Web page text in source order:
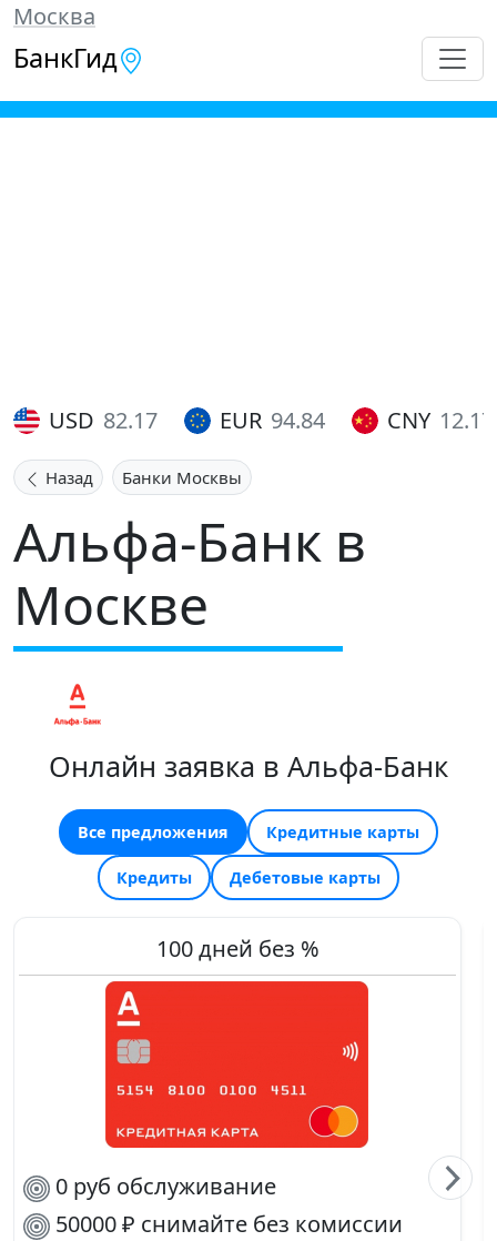
Москва
БанкГид
USD 82.17 EUR 94.84 CNY 12.17
Назад Банки Москвы
Альфа-Банк в
Москве
Онлайн заявка в Альфа-Банк
Все предложения Кредитные карты
Кредиты Дебетовые карты
100 дней без %
0 руб обслуживание
50000 ₽ снимайте без комиссии